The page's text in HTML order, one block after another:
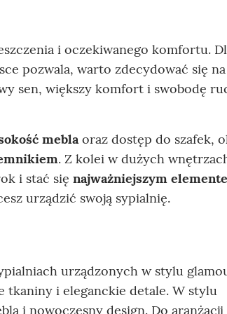
i oczekiwanego komfortu.
pozwala, warto zdecydować się na
sen, większy komfort i swobodę
meblaoraz dostęp do szafek,
. Z kolei w dużych
i stać się najważniejszym
urządzić swoją sypialnię.
urządzonych w stylu
tkaniny i eleganckie detale. W stylu
i nowoczesny design. Do aranżacji